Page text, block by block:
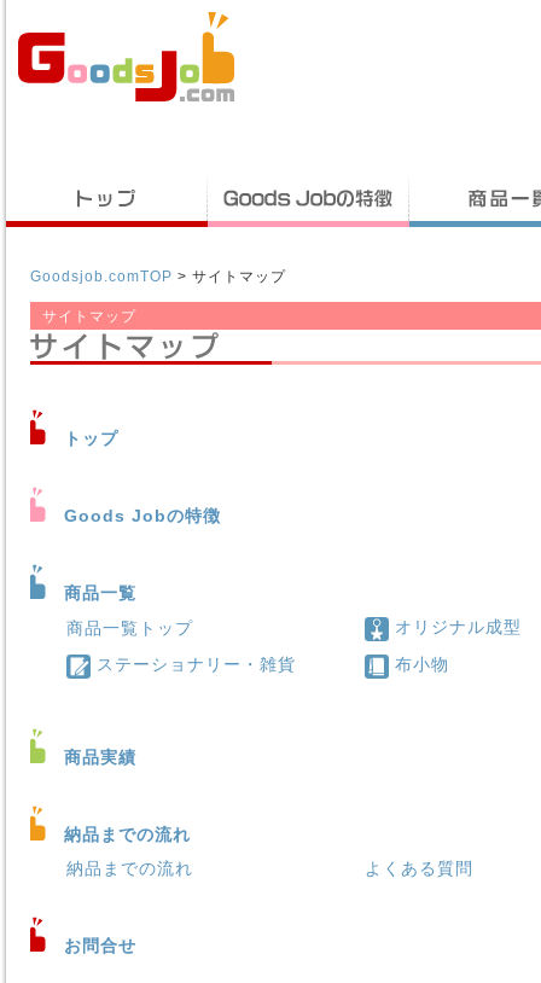
Goodsjob.comTOP > サイトマップ
サイトマップ
トップ
Goods Jobの特徴
商品一覧
商品一覧トップ
オリジナル成型
ステーショナリー・雑貨
布小物
商品実績
納品までの流れ
納品までの流れ
よくある質問
お問合せ